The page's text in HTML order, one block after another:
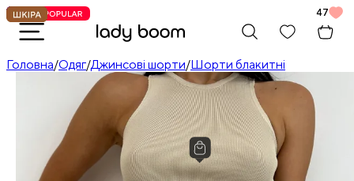
Головна/Одяг/Джинсові шорти/Шорти блакитні
47